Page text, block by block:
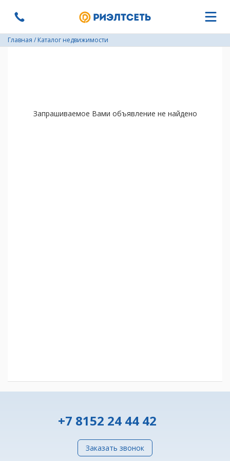
Главная / Каталог недвижимости
Запрашиваемое Вами объявление не найдено
+7 8152 24 44 42
Заказать звонок